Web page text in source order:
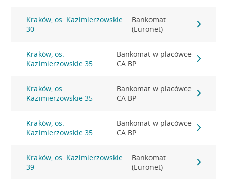
Kraków, os. Kazimierzowskie
30
Bankomat
(Euronet)
Kraków, os.
Kazimierzowskie 35
Bankomat w placówce
CA BP
Kraków, os.
Kazimierzowskie 35
Bankomat w placówce
CA BP
Kraków, os.
Kazimierzowskie 35
Bankomat w placówce
CA BP
Kraków, os. Kazimierzowskie
39
Bankomat
(Euronet)